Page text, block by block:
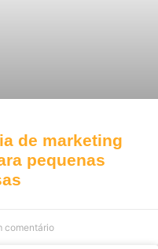
de marketing
pequenas
comentário